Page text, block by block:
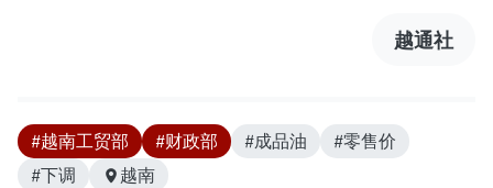
越通社
#越南工贸部 #财政部 #成品油
#零售价
#下调
越南